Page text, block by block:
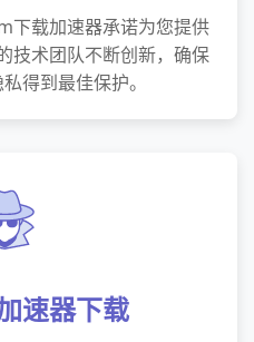
下载加速器承诺为您提供
技术团队不断创新，确保
得到最佳保护。
速器下载